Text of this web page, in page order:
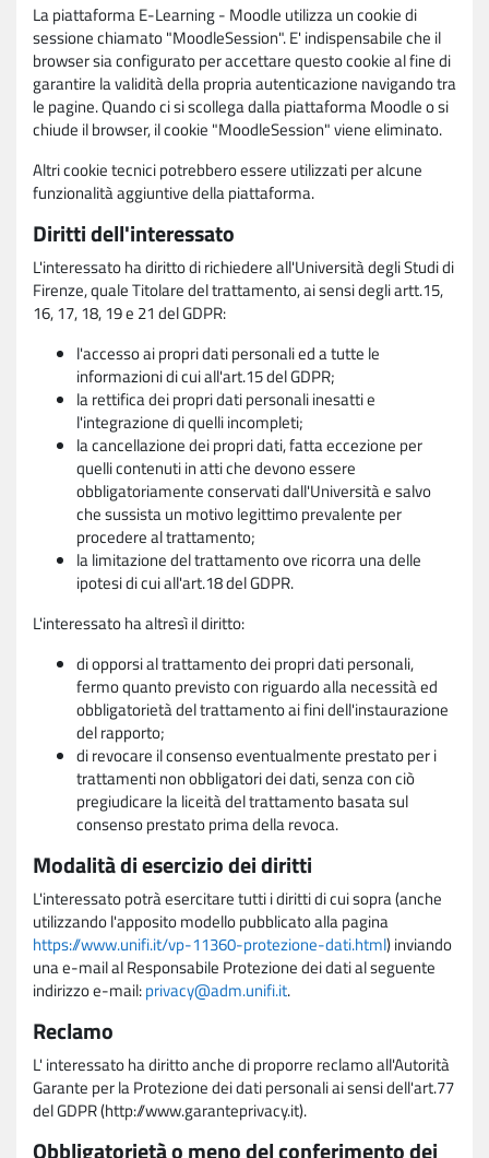
La piattaforma E-Learning - Moodle utilizza un cookie di
sessione chiamato "MoodleSession". E' indispensabile che il
browser sia configurato per accettare questo cookie al fine di
garantire la validità della propria autenticazione navigando tra
le pagine. Quando ci si scollega dalla piattaforma Moodle o si
chiude il browser, il cookie "MoodleSession" viene eliminato.
Altri cookie tecnici potrebbero essere utilizzati per alcune
funzionalità aggiuntive della piattaforma.
Diritti dell'interessato
L'interessato ha diritto di richiedere all'Università degli Studi di
Firenze, quale Titolare del trattamento, ai sensi degli artt.15,
16, 17, 18, 19 e 21 del GDPR:
l'accesso ai propri dati personali ed a tutte le
informazioni di cui all'art.15 del GDPR;
la rettifica dei propri dati personali inesatti e
l'integrazione di quelli incompleti;
la cancellazione dei propri dati, fatta eccezione per
quelli contenuti in atti che devono essere
obbligatoriamente conservati dall'Università e salvo
che sussista un motivo legittimo prevalente per
procedere al trattamento;
la limitazione del trattamento ove ricorra una delle
ipotesi di cui all'art.18 del GDPR.
L'interessato ha altresì il diritto:
di opporsi al trattamento dei propri dati personali,
fermo quanto previsto con riguardo alla necessità ed
obbligatorietà del trattamento ai fini dell'instaurazione
del rapporto;
di revocare il consenso eventualmente prestato per i
trattamenti non obbligatori dei dati, senza con ciò
pregiudicare la liceità del trattamento basata sul
consenso prestato prima della revoca.
Modalità di esercizio dei diritti
L'interessato potrà esercitare tutti i diritti di cui sopra (anche
utilizzando l'apposito modello pubblicato alla pagina
https://www.unifi.it/vp-11360-protezione-dati.html) inviando
una e-mail al Responsabile Protezione dei dati al seguente
indirizzo e-mail:privacy@adm.unifi.it.
Reclamo
L' interessato ha diritto anche di proporre reclamo all'Autorità
Garante per la Protezione dei dati personali ai sensi dell'art.77
del GDPR (http://www.garanteprivacy.it).
Obbligatorietà o meno del conferimento dei